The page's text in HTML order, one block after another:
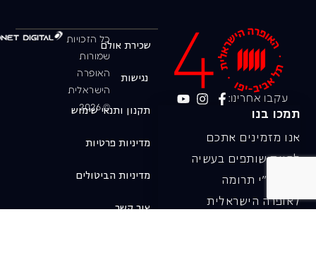
עקבו אחרינו:
תמכו בנו
אנו מזמינים אתכם
להיות שותפים בעשיה
שלנו ע"י תרומה
לאופרה הישראלית
כל הזכויות
שמורות
האופרה
הישראלית
© 2026
שכירת אולם
נגישות
תקנון ותנאי שימוש
מדיניות פרטיות
מדיניות הביטולים
צור קשר